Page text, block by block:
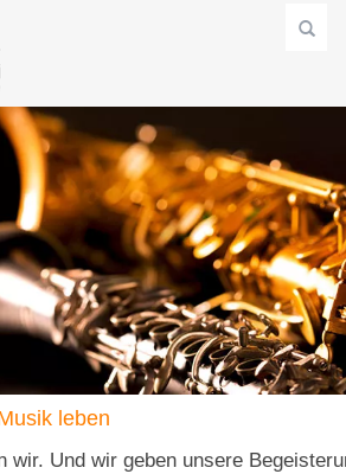
leben
wir. Und wir geben unsere